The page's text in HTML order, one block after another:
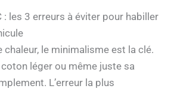
: les 3 erreurs à éviter pour habiller
chaleur, le minimalisme est la clé.
léger ou même juste sa
L’erreur la plus